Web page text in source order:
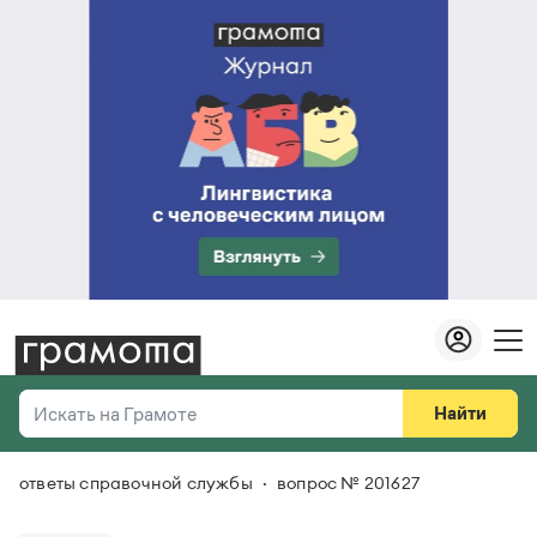
Искать на Грамоте
Справочная служба
Найти
Везде
ответы справочной службы вопрос № 201627